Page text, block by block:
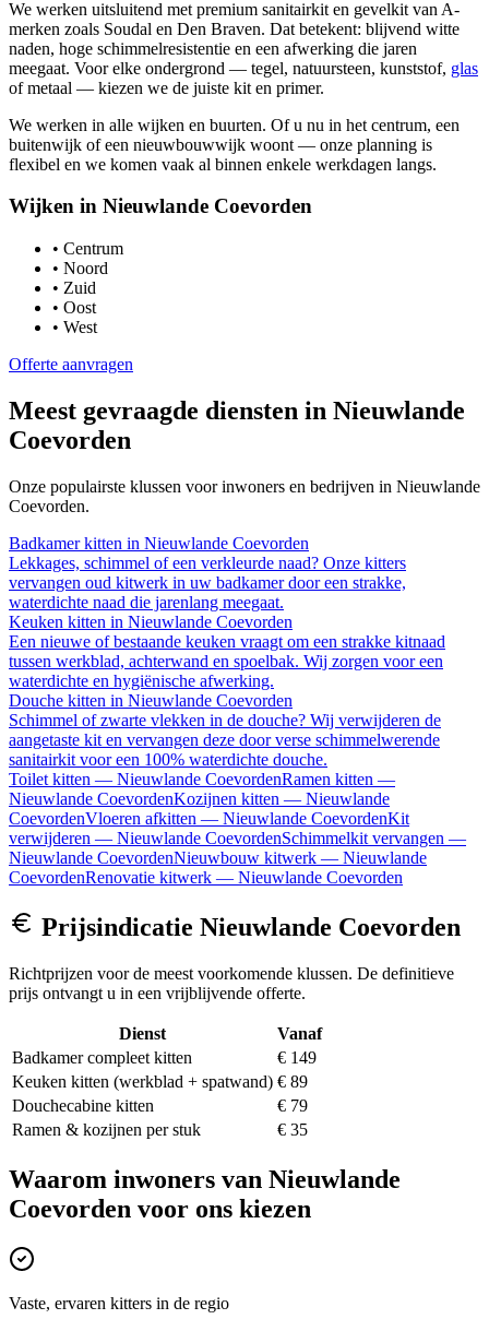
We werken uitsluitend met premium sanitairkit en gevelkit van A-
merken zoals Soudal en Den Braven. Dat betekent: blijvend witte
naden, hoge schimmelresistentie en een afwerking die jaren
meegaat. Voor elke ondergrond — tegel, natuursteen, kunststof, glas
of metaal — kiezen we de juiste kit en primer.
We werken in alle wijken en buurten. Of u nu in het centrum, een
buitenwijk of een nieuwbouwwijk woont — onze planning is
flexibel en we komen vaak al binnen enkele werkdagen langs.
Wijken in Nieuwlande Coevorden
• Centrum
• Noord
• Zuid
• Oost
• West
Offerte aanvragen
Meest gevraagde diensten in Nieuwlande
Coevorden
Onze populairste klussen voor inwoners en bedrijven in Nieuwlande
Coevorden.
Badkamer kitten in Nieuwlande Coevorden
Lekkages, schimmel of een verkleurde naad? Onze kitters
vervangen oud kitwerk in uw badkamer door een strakke,
waterdichte naad die jarenlang meegaat.
Keuken kitten in Nieuwlande Coevorden
Een nieuwe of bestaande keuken vraagt om een strakke kitnaad
tussen werkblad, achterwand en spoelbak. Wij zorgen voor een
waterdichte en hygiënische afwerking.
Douche kitten in Nieuwlande Coevorden
Schimmel of zwarte vlekken in de douche? Wij verwijderen de
aangetaste kit en vervangen deze door verse schimmelwerende
sanitairkit voor een 100% waterdichte douche.
Toilet kitten — Nieuwlande CoevordenRamen kitten —
Nieuwlande CoevordenKozijnen kitten — Nieuwlande
CoevordenVloeren afkitten — Nieuwlande CoevordenKit
verwijderen — Nieuwlande CoevordenSchimmelkit vervangen —
Nieuwlande CoevordenNieuwbouw kitwerk — Nieuwlande
CoevordenRenovatie kitwerk — Nieuwlande Coevorden
Prijsindicatie Nieuwlande Coevorden
Richtprijzen voor de meest voorkomende klussen. De definitieve
prijs ontvangt u in een vrijblijvende offerte.
Dienst
Vanaf
Badkamer compleet kitten
€ 149
Keuken kitten (werkblad + spatwand) € 89
Douchecabine kitten
€ 79
Ramen & kozijnen per stuk
€ 35
Waarom inwoners van Nieuwlande
Coevorden voor ons kiezen
Vaste, ervaren kitters in de regio